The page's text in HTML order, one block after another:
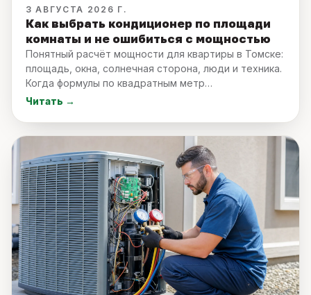
3 АВГУСТА 2026 Г.
Как выбрать кондиционер по площади
комнаты и не ошибиться с мощностью
Понятный расчёт мощности для квартиры в Томске:
площадь, окна, солнечная сторона, люди и техника.
Когда формулы по квадратным метр…
Читать →